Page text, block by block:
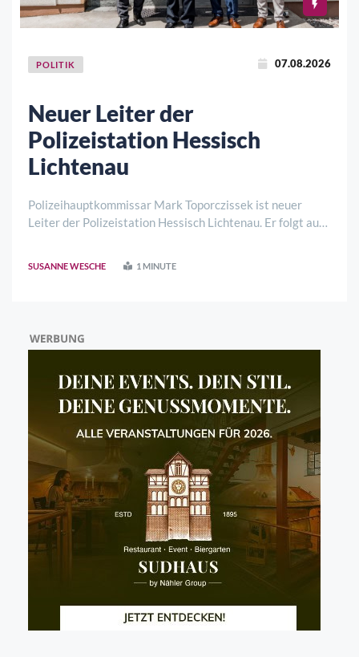
POLITIK 07.08.2026
Neuer Leiter der
Polizeistation Hessisch
Lichtenau
Polizeihauptkommissar Mark Toporczissek ist neuer
Leiter der Polizeistation Hessisch Lichtenau. Er folgt auf
Jährigen am 26. Juni 2026 offiziell in ..
SUSANNE WESCHE 1 MINUTE